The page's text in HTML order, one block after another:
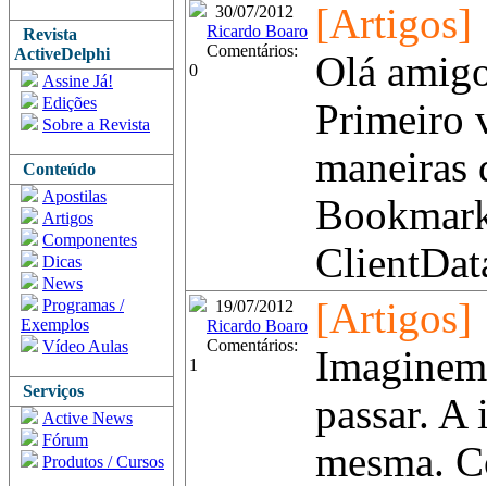
Revista
ActiveDelphi
Assine Já!
Edições
Sobre a Revista
Conteúdo
Apostilas
Artigos
Componentes
Dicas
News
Programas /
Exemplos
Vídeo Aulas
Serviços
Active News
Fórum
Produtos / Cursos
30/07/2012
Ricardo Boaro
Comentários:
0
[Artigos]
Olá
Primeiro
maneiras
19/07/2012
Ricardo Boaro
Comentários:
1
[Artigos]
passar. A
mesma.